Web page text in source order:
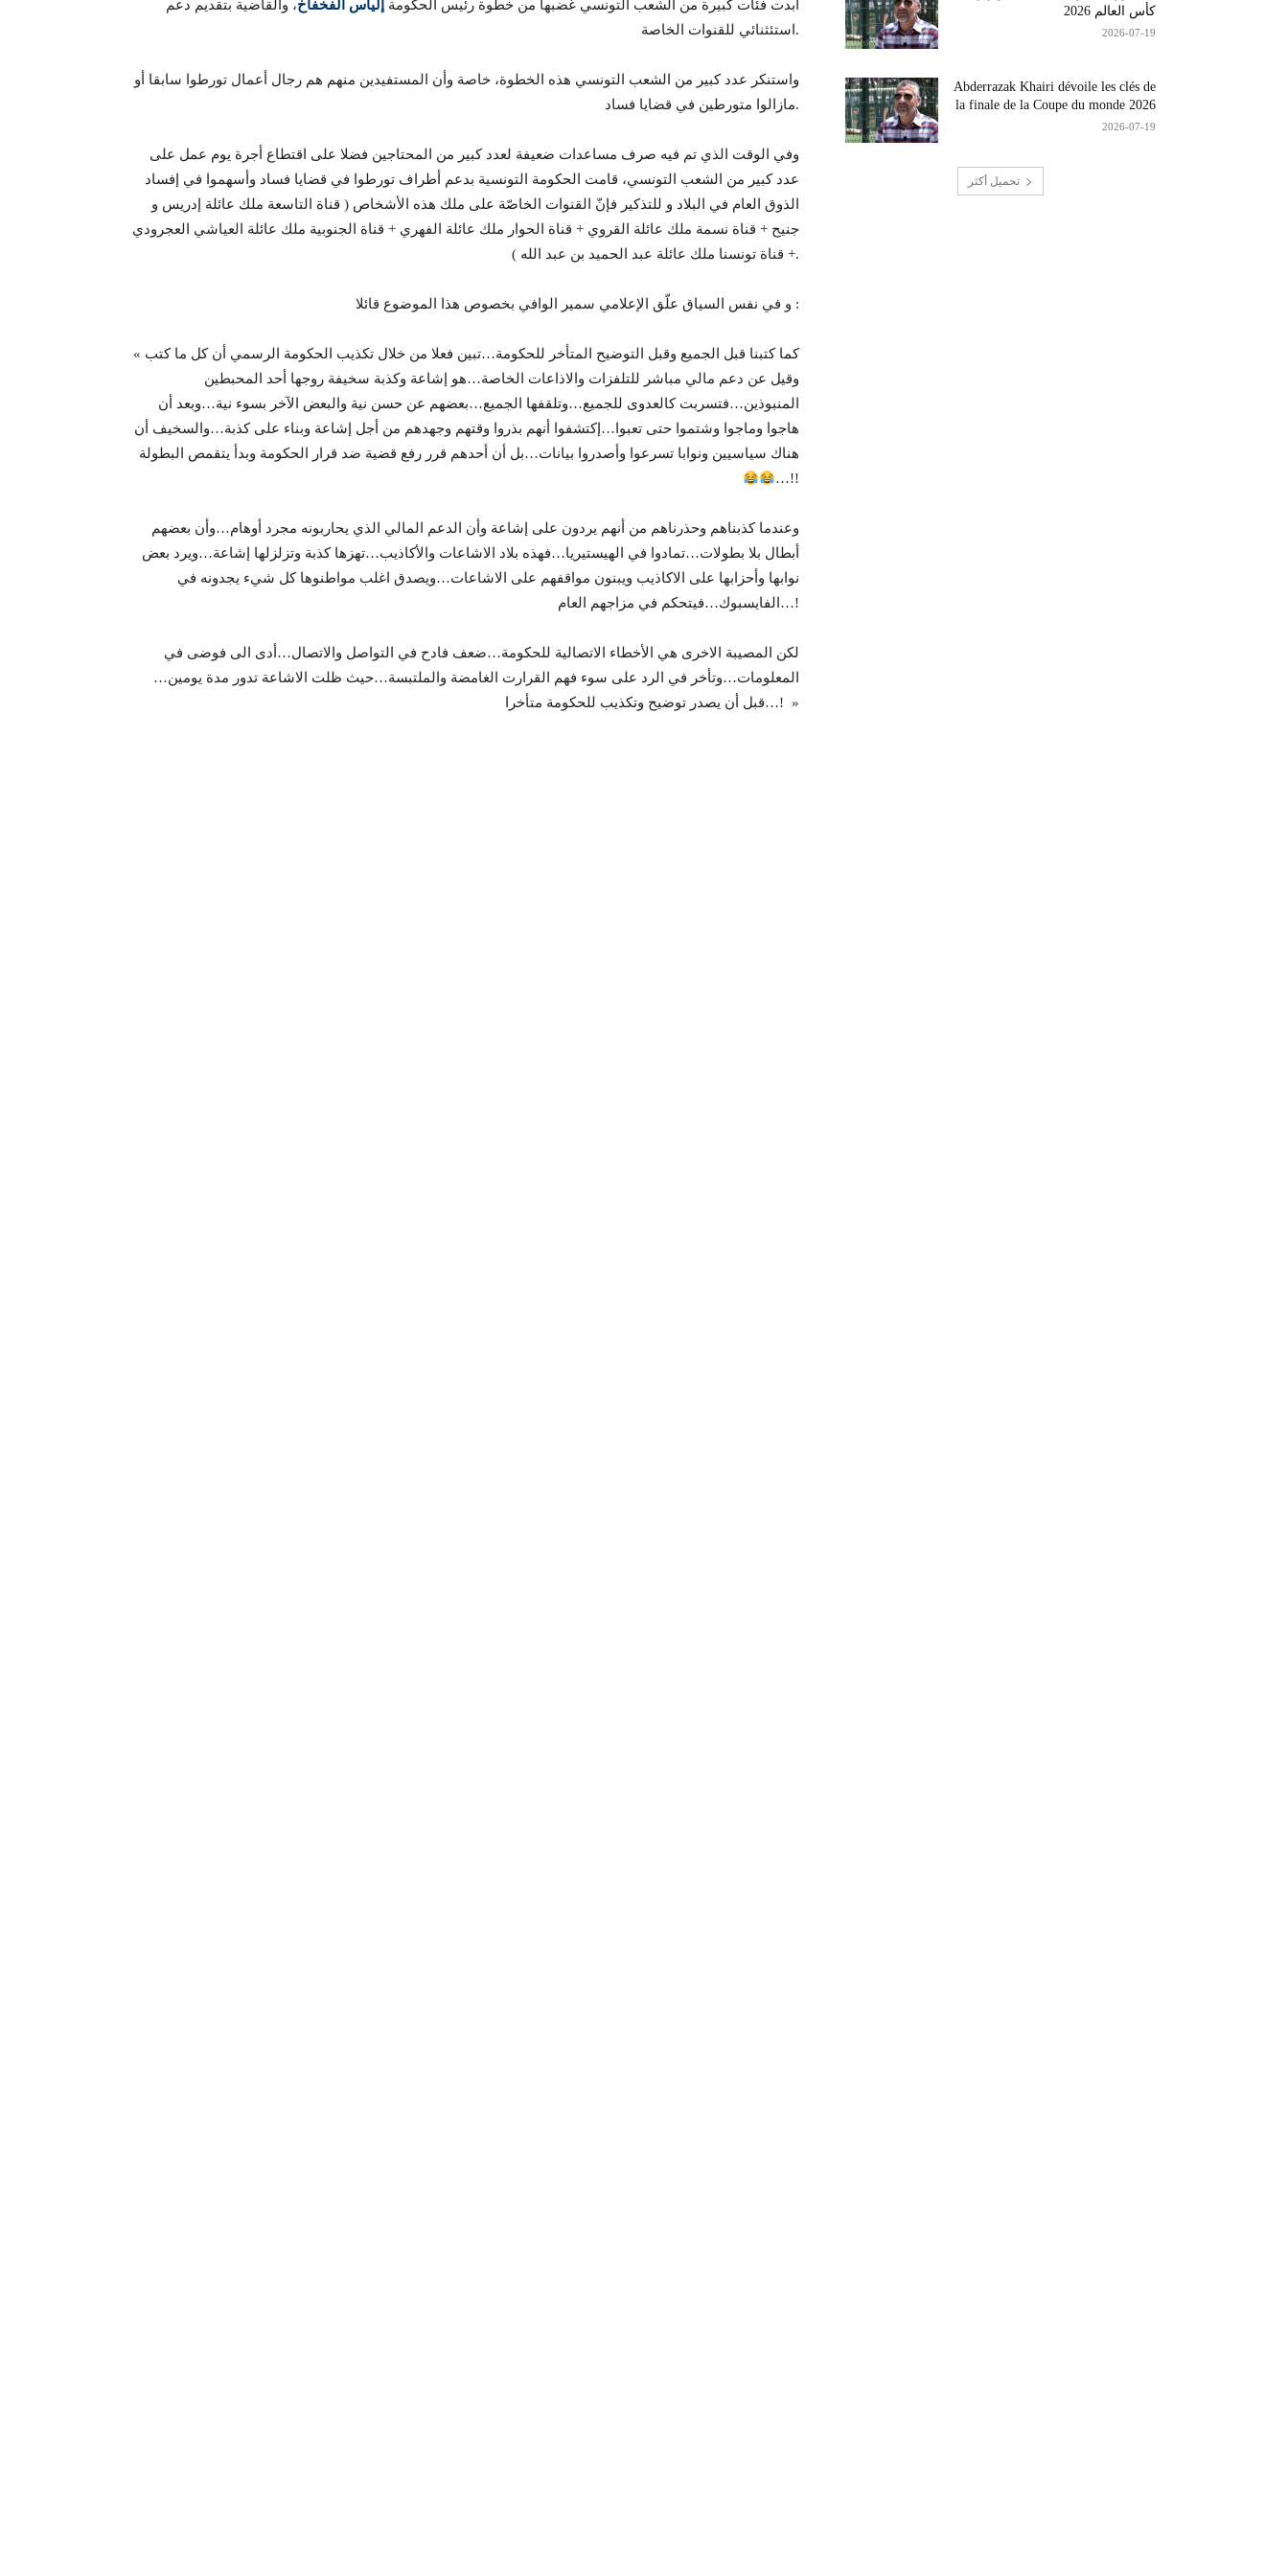
أبدت فئات كبيرة من الشعب التونسي غضبها من خطوة رئيس الحكومة إلياس الفخفاخ، والقاضية بتقديم دعم
استئثنائي للقنوات الخاصة.
واستنكر عدد كبير من الشعب التونسي هذه الخطوة، خاصة وأن المستفيدين منهم هم رجال أعمال تورطوا سابقا أو
مازالوا متورطين في قضايا فساد.
وفي الوقت الذي تم فيه صرف مساعدات ضعيفة لعدد كبير من المحتاجين فضلا على اقتطاع أجرة يوم عمل على
عدد كبير من الشعب التونسي، قامت الحكومة التونسية بدعم أطراف تورطوا في قضايا فساد وأسهموا في إفساد
الذوق العام في البلاد و للتذكير فإنّ القنوات الخاصّة على ملك هذه الأشخاص ( قناة التاسعة ملك عائلة إدريس و
جنيح + قناة نسمة ملك عائلة القروي + قناة الحوار ملك عائلة الفهري + قناة الجنوبية ملك عائلة العياشي العجرودي
+ قناة تونسنا ملك عائلة عبد الحميد بن عبد الله ).
و في نفس السياق علّق الإعلامي سمير الوافي بخصوص هذا الموضوع قائلا :
« كما كتبنا قبل الجميع وقبل التوضيح المتأخر للحكومة…تبين فعلا من خلال تكذيب الحكومة الرسمي أن كل ما كتب
وقيل عن دعم مالي مباشر للتلفزات والاذاعات الخاصة…هو إشاعة وكذبة سخيفة روجها أحد المحبطين
المنبوذين…فتسربت كالعدوى للجميع…وتلقفها الجميع…بعضهم عن حسن نية والبعض الآخر بسوء نية…وبعد أن
هاجوا وماجوا وشتموا حتى تعبوا…إكتشفوا أنهم بذروا وقتهم وجهدهم من أجل إشاعة وبناء على كذبة…والسخيف أن
هناك سياسيين ونوابا تسرعوا وأصدروا بيانات…بل أن أحدهم قرر رفع قضية ضد قرار الحكومة وبدأ يتقمص البطولة
…!!
وعندما كذبناهم وحذرناهم من أنهم يردون على إشاعة وأن الدعم المالي الذي يحاربونه مجرد أوهام…وأن بعضهم
أبطال بلا بطولات…تمادوا في الهيستيريا…فهذه بلاد الاشاعات والأكاذيب…تهزها كذبة وتزلزلها إشاعة…ويرد بعض
نوابها وأحزابها على الاكاذيب ويبنون مواقفهم على الاشاعات…ويصدق اغلب مواطنوها كل شيء يجدونه في
الفايسبوك…فيتحكم في مزاجهم العام…!
لكن المصيبة الاخرى هي الأخطاء الاتصالية للحكومة…ضعف فادح في التواصل والاتصال…أدى الى فوضى في
المعلومات…وتأخر في الرد على سوء فهم القرارت الغامضة والملتبسة…حيث ظلت الاشاعة تدور مدة يومين…
قبل أن يصدر توضيح وتكذيب للحكومة متأخرا…! »
كأس العالم 2026
2026-07-19
Abderrazak Khairi dévoile les clés de
la finale de la Coupe du monde 2026
2026-07-19
تحميل أكثر